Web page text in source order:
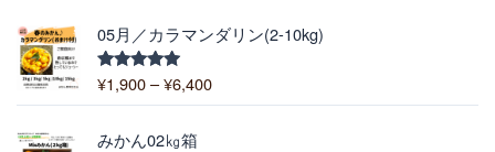
05月／カラマンダリン(2-10kg)
5段階中
5.00
¥1,900 –¥6,400
格
:
みかん02㎏箱